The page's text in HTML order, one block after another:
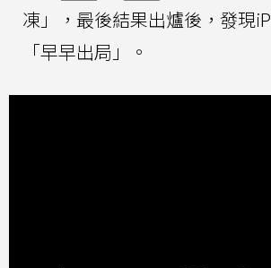
凍」，最後結果出爐後，發現
「早早出局」。